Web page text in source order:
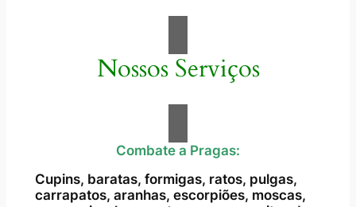
Nossos Serviços
Combate a Pragas:
Cupins, baratas, formigas, ratos, pulgas,
carrapatos, aranhas, escorpiões, moscas,